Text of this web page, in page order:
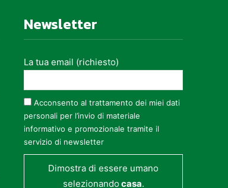
Newsletter
La tua email (richiesto)
Acconsento al trattamento dei miei dati
personali per l’invio di materiale
informativo e promozionale tramite il
servizio di newsletter
Dimostra di essere umano
selezionandocasa.